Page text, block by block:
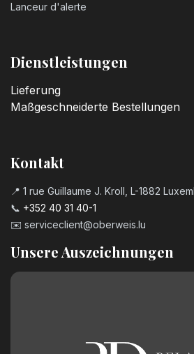
Lanceur d'alerte
Dienstleistungen
Lieferung
Maßgeschneiderte Bestellungen
Kontakt
📍 1 rue Guillaume J. Kroll, L-1882
📞 +352 40 31 40-1
✉️ serviceclient@oberweis.lu
Unsere Auszeichnungen